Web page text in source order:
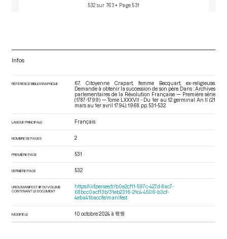
532 sur 763 • Page 531
Infos
RÉFÉRENCE BIBLIOGRAPHIQUE
67. Citoyenne Crapart, femme Becquart, ex-religieuse.
Demande à obtenir la succession de son père. Dans : Archives
parlementaires de la Révolution Française — Première série
(1787-1799) — Tome LXXXVII - Du 1er au 12 germinal An II (21
mars au 1er avril 1794) . 1968. pp. 531-532.
LANGUE PRINCIPALE Français
NOMBRE DE PAGES 2
PREMIÈRE PAGE 531
DERNIÈRE PAGE 532
URI DU MANIFEST IIIF DU VOLUME
CONTENANT LE DOCUMENT
https://iiif.persee.fr/b0e2cf11-597c-427d-8ac7-
68bcc0acf13b/31eb2316-21c4-4506-b3cf-
4eba41baccfe/manifest
MODIFIÉ LE 10 octobre 2024 à 18:18